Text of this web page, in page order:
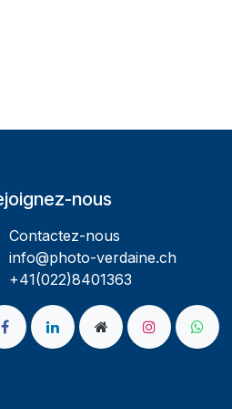
nous
Contactez-nous
info@photo-verdaine.ch​
​​+41(022)8401363